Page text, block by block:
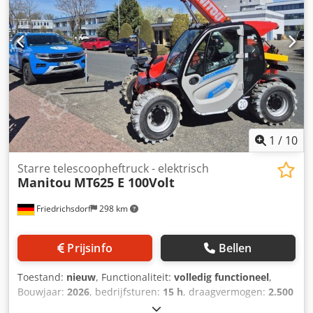
1 / 10
Friedrichsdorf 298 km
Starre telescoopheftruck - elektrisch
Manitou MT625 E 100Volt
Prijsinfo Bellen
Toestand: nieuw, Functionaliteit: volledig functioneel,
Bouwjaar: 2026, bedrijfsturen: 15 h, draagvermogen: 2.500
, brandstoftype: